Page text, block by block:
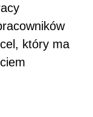
który ma